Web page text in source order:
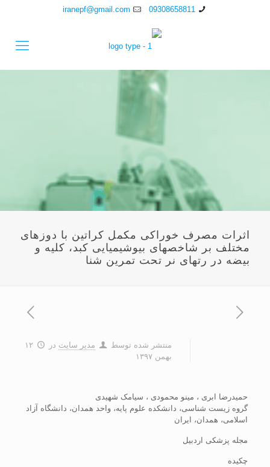
09308658811
iranepf@gmail.com
اثرات مصرف خوراکی مکمل کراتین با دوزهای
مختلف بر شاخص‫های بیوشیمیایی کبد، کلیه و
بیضه در رت‫های نر تحت تمرین شنا
منتشر شده توسط مدیر سایت در
۱۲
بهمن ۱۳۹۷
حمیدرضا ابری ، مینو محمودی ، سیامک شهیدی
گروه زیست شناسی، دانشکده علوم پایه، واحد همدان، دانشگاه آزاد
اسلامی، همدان، ایران
مجله پزشکی اردبیل
چکیده